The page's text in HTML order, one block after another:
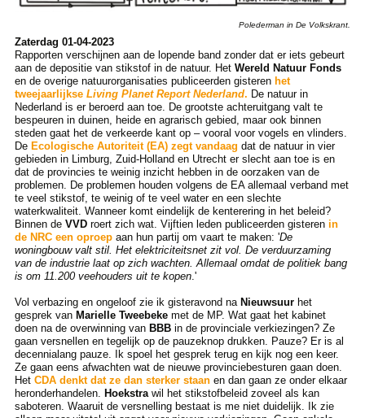
Polederman in De Volkskrant.
Zaterdag 01-04-2023
Rapporten verschijnen aan de lopende band zonder dat er iets gebeurt
aan de depositie van stikstof in de natuur. Het Wereld Natuur Fonds
en de overige natuurorganisaties publiceerden gisteren het
tweejaarlijkse Living Planet Report Nederland. De natuur in
Nederland is er beroerd aan toe. De grootste achteruitgang valt te
bespeuren in duinen, heide en agrarisch gebied, maar ook binnen
steden gaat het de verkeerde kant op – vooral voor vogels en vlinders.
De Ecologische Autoriteit (EA) zegt vandaag dat de natuur in vier
gebieden in Limburg, Zuid-Holland en Utrecht er slecht aan toe is en
dat de provincies te weinig inzicht hebben in de oorzaken van de
problemen. De problemen houden volgens de EA allemaal verband met
te veel stikstof, te weinig of te veel water en een slechte
waterkwaliteit. Wanneer komt eindelijk de kenterering in het beleid?
Binnen de VVDroert zich wat. Vijftien leden publiceerden gisteren in
de NRC een oproepaan hun partij om vaart te maken: 'De
woningbouw valt stil. Het elektriciteitsnet zit vol. De verduurzaming
van de industrie laat op zich wachten. Allemaal omdat de politiek bang
is om 11.200 veehouders uit te kopen.'
Vol verbazing en ongeloof zie ik gisteravond na Nieuwsuurhet
gesprek van Marielle Tweebekemet de MP. Wat gaat het kabinet
doen na de overwinning van BBBin de provinciale verkiezingen? Ze
gaan versnellen en tegelijk op de pauzeknop drukken. Pauze? Er is al
decennialang pauze. Ik spoel het gesprek terug en kijk nog een keer.
Ze gaan eens afwachten wat de nieuwe provinciebesturen gaan doen.
Het CDA denkt dat ze dan sterker staanen dan gaan ze onder elkaar
heronderhandelen. Hoekstrawil het stikstofbeleid zoveel als kan
saboteren. Waaruit de versnelling bestaat is me niet duidelijk. Ik zie